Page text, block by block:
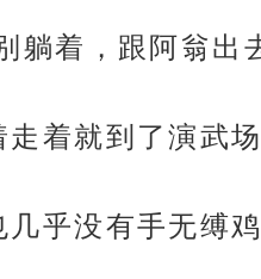
躺着，跟阿翁出
着就到了演武场
乎没有手无缚